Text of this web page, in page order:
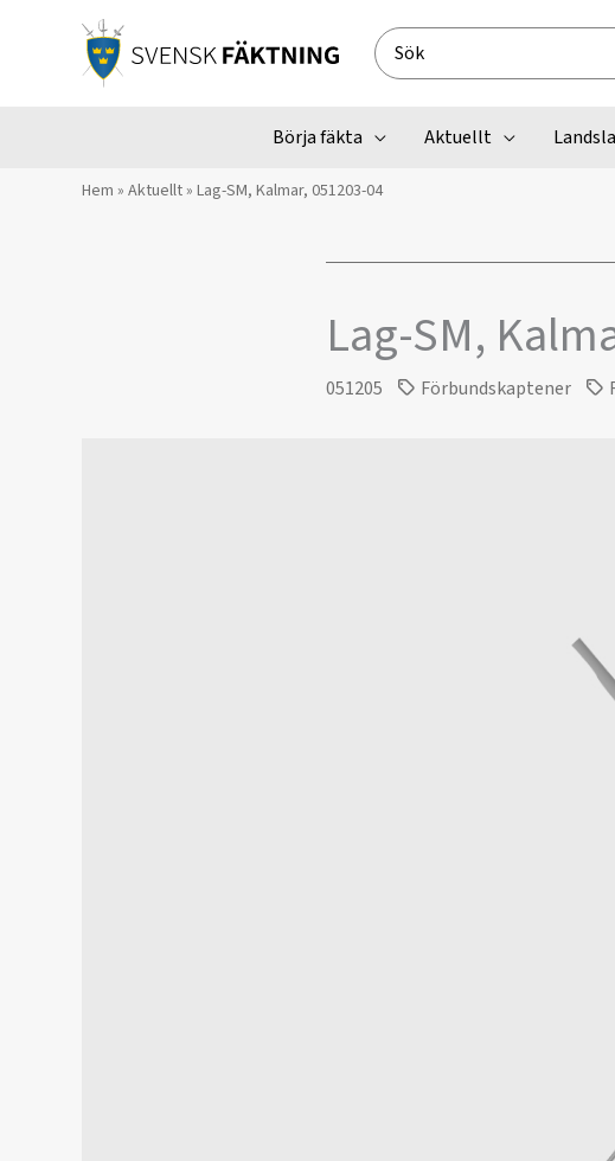
Search
for:
Börja fäkta Aktuellt
Hem » Aktuellt» Lag-SM, Kalmar, 051203-04
Lag-SM,
051205 Förbundskaptener